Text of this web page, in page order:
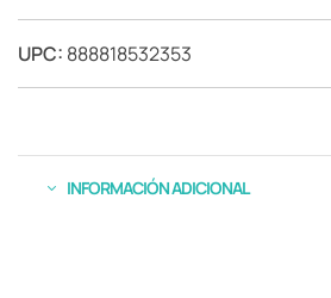
UPC: 888818532353
INFORMACIÓN ADICIONAL